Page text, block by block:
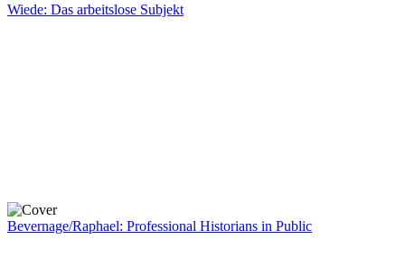
Wiede: Das arbeitslose Subjekt
Bevernage/Raphael: Professional Historians in Public